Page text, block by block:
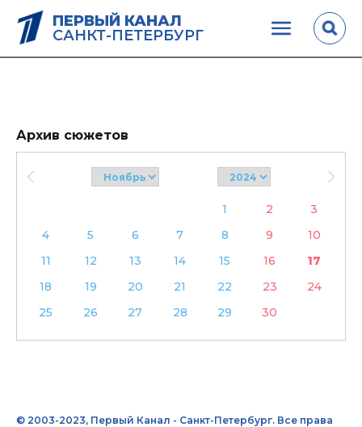
ПЕРВЫЙ КАНАЛ
САНКТ-ПЕТЕРБУРГ
Архив сюжетов
1 2
3
4
5 6 7 8 9
10
11
12 13 14 15 16
17
18
19 20 21 22 23
24
25
26 27 28 29 30
© 2003-2023, Первый Канал - Санкт-Петербург. Все права